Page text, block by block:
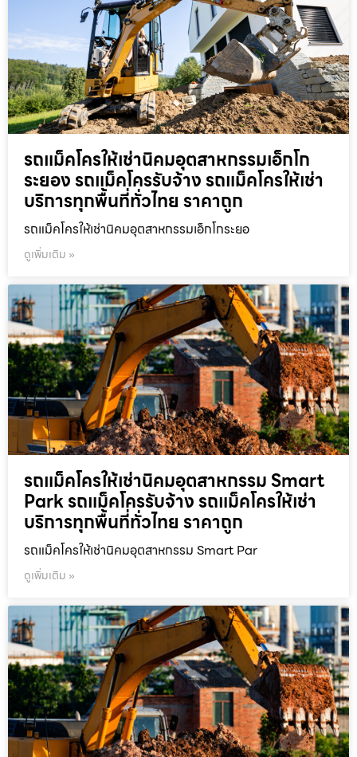
รถแม็คโครให้เช่านิคมอุตสาหกรรมเอ็กโก
ระยอง รถแม็คโครรับจ้าง รถแม็คโครให้เช่า
บริการทุกพื้นที่ทั่วไทย ราคาถูก
รถแม็คโครให้เช่านิคมอุตสาหกรรมเอ็กโกระยอ
ดูเพิ่มเติม »
รถแม็คโครให้เช่านิคมอุตสาหกรรม Smart
Park รถแม็คโครรับจ้าง รถแม็คโครให้เช่า
บริการทุกพื้นที่ทั่วไทย ราคาถูก
รถแม็คโครให้เช่านิคมอุตสาหกรรม Smart Par
ดูเพิ่มเติม »